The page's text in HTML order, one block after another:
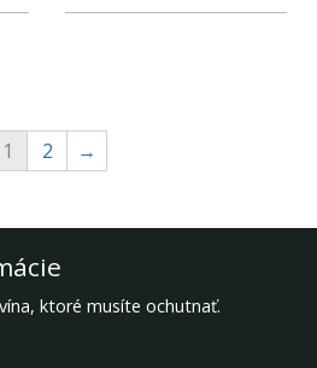
1 2 →
ktoré musíte ochutnať.